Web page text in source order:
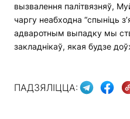
вызвалення палітвязняў,
чаргу неабходна “спыніць
адваротным выпадку мы
закладнікаў, якая будзе
ПАДЗЯЛІЦЦА: